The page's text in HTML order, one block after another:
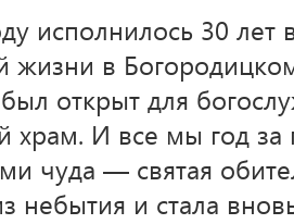
исполнилось 30 лет
жизни в
открыт для
храм. И все мы год за
чуда — святая
небытия и стала